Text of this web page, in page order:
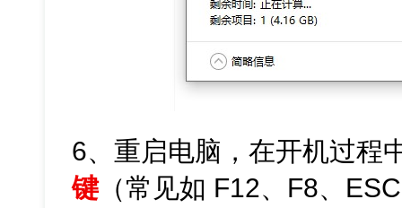
6、重启电脑，在开机过程
键（常见如 F12、F8、